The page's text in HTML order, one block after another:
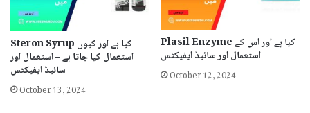
Steron Syrup کیا ہے اور کیوں
استعمال کیا جاتا ہے – استعمال اور
سائیڈ ایفیکٹس
October 13, 2024
Plasil Enzyme کیا ہے اور اس کے
استعمال اور سائیڈ ایفیکٹس
October 12, 2024